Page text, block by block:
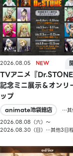
2026.08.05
TVアニメ『
記念ミニ展示＆オンリ
ップ
animate池袋總店
…其
2026.08.08（六）〜
2026.08.30（日）…其他3日